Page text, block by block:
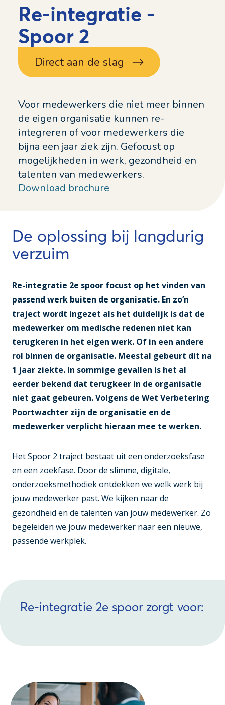
Re-integratie -
Spoor 2
Direct aan de slag
Voor medewerkers die niet meer binnen
de eigen organisatie kunnen re-
integreren of voor medewerkers die
bijna een jaar ziek zijn. Gefocust op
mogelijkheden in werk, gezondheid en
talenten van medewerkers.
Download brochure
De oplossing bij langdurig
verzuim
Re-integratie 2e spoor focust op het vinden van
passend werk buiten de organisatie. En zo’n
traject wordt ingezet als het duidelijk is dat de
medewerker om medische redenen niet kan
terugkeren in het eigen werk. Of in een andere
rol binnen de organisatie. Meestal gebeurt dit na
1 jaar ziekte. In sommige gevallen is het al
eerder bekend dat terugkeer in de organisatie
niet gaat gebeuren. Volgens de Wet Verbetering
Poortwachter zijn de organisatie en de
medewerker verplicht hieraan mee te werken.
Het Spoor 2 traject bestaat uit een onderzoeksfase
en een zoekfase. Door de slimme, digitale,
onderzoeksmethodiek ontdekken we welk werk bij
jouw medewerker past. We kijken naar de
gezondheid en de talenten van jouw medewerker. Zo
begeleiden we jouw medewerker naar een nieuwe,
passende werkplek.
Re-integratie 2e spoor zorgt voor: